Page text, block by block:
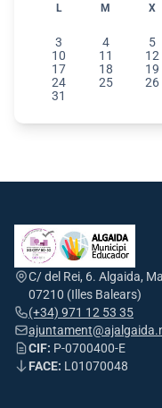
L M X
3
4 5
10
11 12
17
18 19
24
25 26
31
C/ del Rei, 6. Algaida,
07210 (Illes Balears)
(+34) 971 12 53 35
CIF: P-0700400-E
FACE: L01070048